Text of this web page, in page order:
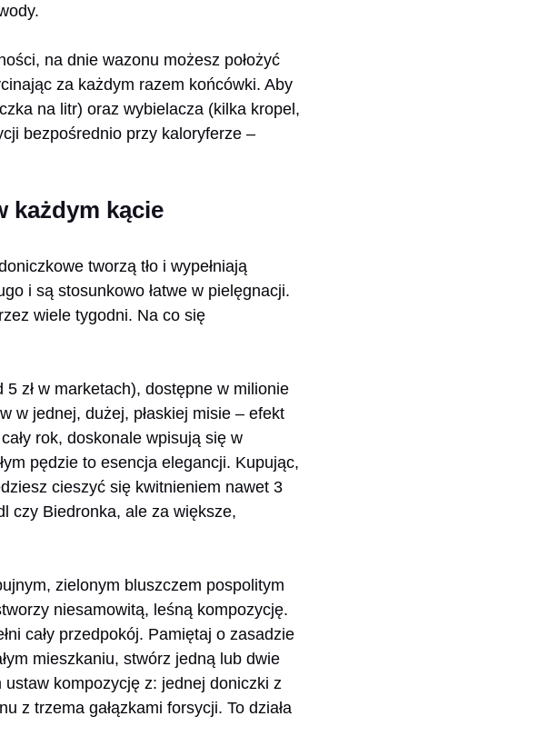
na dnie wazonu możesz położyć
za każdym razem końcówki. Aby
na litr) oraz wybielacza (kilka kropel,
bezpośrednio przy kaloryferze –
każdym kącie
tworzą tło i wypełniają
i są stosunkowo łatwe w pielęgnacji.
wiele tygodni. Na co się
zł w marketach), dostępne w milionie
w jednej, dużej, płaskiej misie – efekt
rok, doskonale wpisują się w
pędzie to esencja elegancji. Kupując,
cieszyć się kwitnieniem nawet 3
czy Biedronka, ale za większe,
zielonym bluszczem pospolitym
niesamowitą, leśną kompozycję.
cały przedpokój. Pamiętaj o zasadzie
mieszkaniu, stwórz jedną lub dwie
kompozycję z: jednej doniczki z
z trzema gałązkami forsycji. To działa